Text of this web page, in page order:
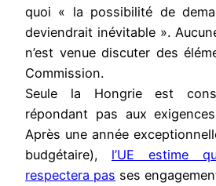
quoi « la possibilité de
deviendrait inévitable ».
n’est venue discuter des
Commission.
Seule la Hongrie est
répondant pas aux
Après une année
budgétaire), l’UE estime
respectera pas ses